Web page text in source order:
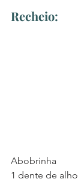
Recheio:
Abobrinha
1 dente de alho